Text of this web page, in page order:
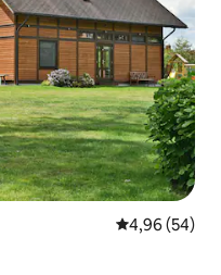
Gemiddelde
4,96 (54)